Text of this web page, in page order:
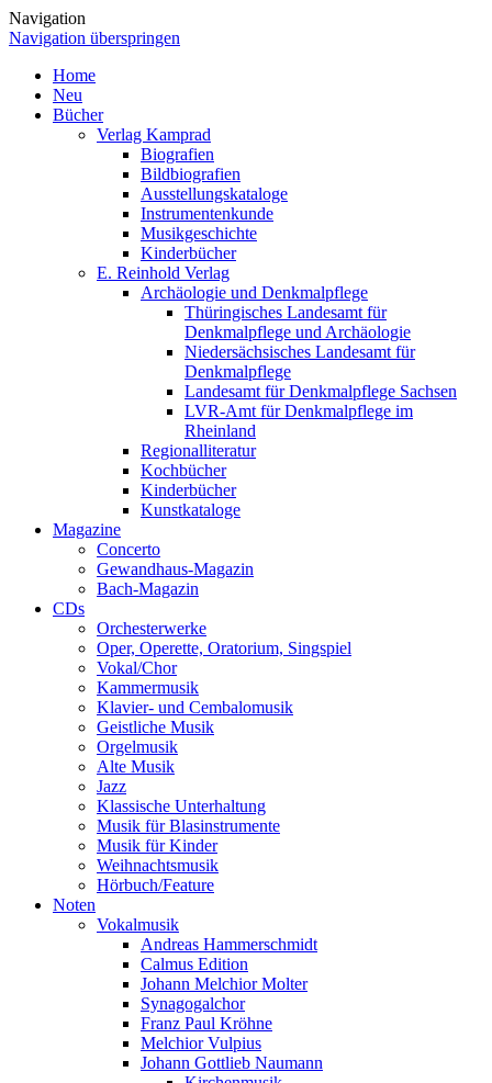
Navigation
Navigation überspringen
Home
Neu
Bücher
Verlag Kamprad
Biografien
Bildbiografien
Ausstellungskataloge
Instrumentenkunde
Musikgeschichte
Kinderbücher
E. Reinhold Verlag
Archäologie und Denkmalpflege
Thüringisches Landesamt für
Denkmalpflege und Archäologie
Niedersächsisches Landesamt für
Denkmalpflege
Landesamt für Denkmalpflege Sachsen
LVR-Amt für Denkmalpflege im
Rheinland
Regionalliteratur
Kochbücher
Kinderbücher
Kunstkataloge
Magazine
Concerto
Gewandhaus-Magazin
Bach-Magazin
CDs
Orchesterwerke
Oper, Operette, Oratorium, Singspiel
Vokal/Chor
Kammermusik
Klavier- und Cembalomusik
Geistliche Musik
Orgelmusik
Alte Musik
Jazz
Klassische Unterhaltung
Musik für Blasinstrumente
Musik für Kinder
Weihnachtsmusik
Hörbuch/Feature
Noten
Vokalmusik
Andreas Hammerschmidt
Calmus Edition
Johann Melchior Molter
Synagogalchor
Franz Paul Kröhne
Melchior Vulpius
Johann Gottlieb Naumann